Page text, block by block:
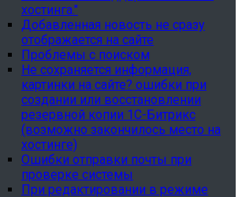
хостинга."
Добавленная новость не сразу
отображается на сайте
Проблемы с поиском
Не сохраняется информация,
картинки на сайте? ошибки при
создании или восстановлении
резервной копии 1С-Битрикс
(возможно закончилось место на
хостинге)
Ошибки отправки почты при
проверке системы
При редактировании в режиме